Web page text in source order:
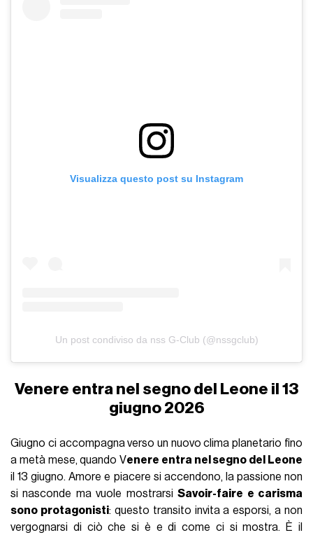
Visualizza questo post su Instagram
Un post condiviso da nss G-Club (@nssgclub)
Venere entra nel segno del Leone il 13
giugno 2026
Giugno ci accompagna verso un nuovo clima planetario fino
a metà mese, quando Venere entra nel segno del Leone
il 13 giugno. Amore e piacere si accendono, la passione non
si nasconde ma vuole mostrarsiSavoir-faire e carisma
sono protagonisti: questo transito invita a esporsi, a non
vergognarsi di ciò che si è e di come ci si mostra. È il